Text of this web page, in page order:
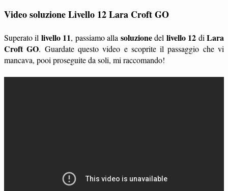
Video soluzione Livello 12 Lara Croft GO
Superato il livello 11, passiamo alla soluzionedel livello 12 diLara
Croft GO. Guardate questo video e scoprite il passaggio che vi
mancava, pooi proseguite da soli, mi raccomando!